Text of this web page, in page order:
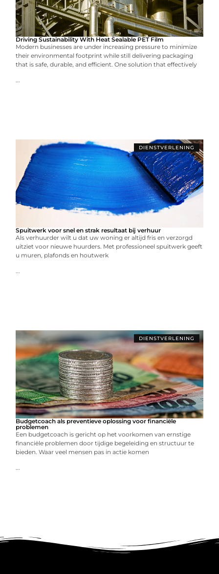
Driving Sustainability With Heat Sealable PET Film
Modern businesses are under increasing pressure to minimize
their environmental footprint while still delivering packaging
that is safe, durable, and efficient. One solution that effectively
...
DIENSTVERLENING
Spuitwerk voor snel en strak resultaat bij verhuur
Als verhuurder wilt u dat uw woning er altijd fris en verzorgd
uitziet voor nieuwe huurders. Met professioneel spuitwerk geeft
u muren, plafonds en houtwerk
...
DIENSTVERLENING
Budgetcoach als preventieve oplossing voor financiële
problemen
Een budgetcoach is gericht op het voorkomen van ernstige
financiële problemen door tijdige begeleiding en structuur te
bieden. Waar veel mensen pas in actie komen
...